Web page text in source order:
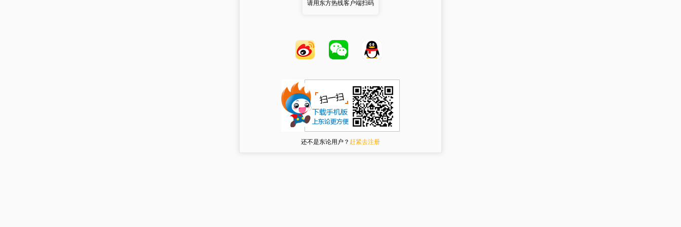
请用东方热线客户端扫码
还不是东论用户？ 赶紧去注册